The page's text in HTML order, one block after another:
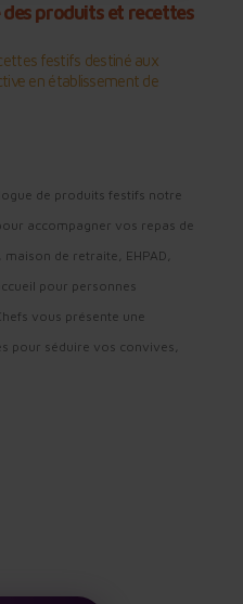
produits et recettes
festifs destiné aux
en établissement de
de produits festifs notre
accompagner vos repas de
de retraite, EHPAD,
pour personnes
vous présente une
pour séduire vos convives,